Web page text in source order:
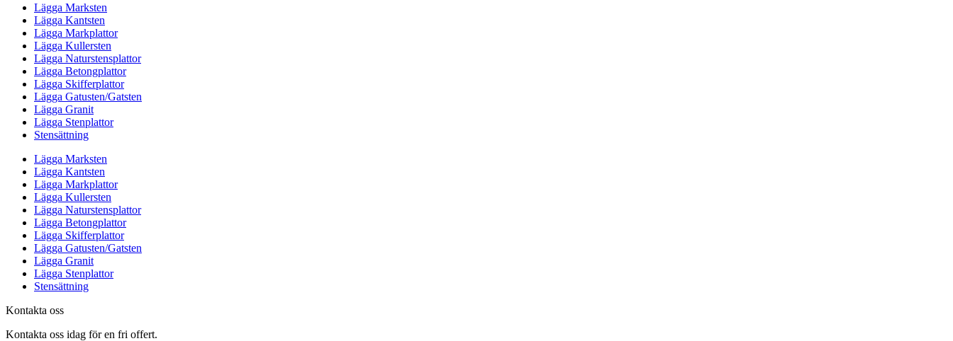
Lägga Marksten
Lägga Kantsten
Lägga Markplattor
Lägga Kullersten
Lägga Naturstensplattor
Lägga Betongplattor
Lägga Skifferplattor
Lägga Gatusten/Gatsten
Lägga Granit
Lägga Stenplattor
Stensättning
Lägga Marksten
Lägga Kantsten
Lägga Markplattor
Lägga Kullersten
Lägga Naturstensplattor
Lägga Betongplattor
Lägga Skifferplattor
Lägga Gatusten/Gatsten
Lägga Granit
Lägga Stenplattor
Stensättning
Kontakta oss
Kontakta oss idag för en fri offert.